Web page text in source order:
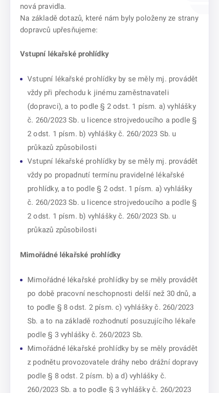
nová pravidla.
Na základě dotazů, které nám byly položeny ze strany
dopravců upřesňujeme:
Vstupní lékařské prohlídky
Vstupní lékařské prohlídky by se měly mj. provádět
vždy při přechodu k jinému zaměstnavateli
(dopravci), a to podle § 2 odst. 1 písm. a) vyhlášky
č. 260/2023 Sb. u licence strojvedoucího a podle §
2 odst. 1 písm. b) vyhlášky č. 260/2023 Sb. u
průkazů způsobilosti
Vstupní lékařské prohlídky by se měly mj. provádět
vždy po propadnutí termínu pravidelné lékařské
prohlídky, a to podle § 2 odst. 1 písm. a) vyhlášky
č. 260/2023 Sb. u licence strojvedoucího a podle §
2 odst. 1 písm. b) vyhlášky č. 260/2023 Sb. u
průkazů způsobilosti
Mimořádné lékařské prohlídky
Mimořádné lékařské prohlídky by se měly provádět
po době pracovní neschopnosti delší než 30 dnů, a
to podle § 8 odst. 2 písm. c) vyhlášky č. 260/2023
Sb. a to na základě rozhodnutí posuzujícího lékaře
podle § 3 vyhlášky č. 260/2023 Sb.
Mimořádné lékařské prohlídky by se měly provádět
z podnětu provozovatele dráhy nebo drážní dopravy
podle § 8 odst. 2 písm. b) a d) vyhlášky č.
260/2023 Sb. a to podle § 3 vyhlášky č. 260/2023